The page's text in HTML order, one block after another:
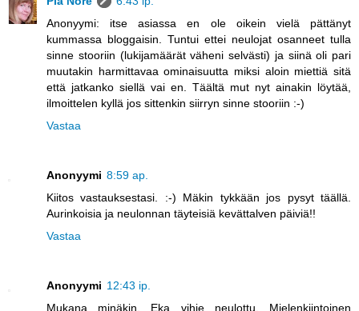
Anonyymi: itse asiassa en ole oikein vielä pättänyt
kummassa bloggaisin. Tuntui ettei neulojat osanneet tulla
sinne stooriin (lukijamäärät väheni selvästi) ja siinä oli pari
muutakin harmittavaa ominaisuutta miksi aloin miettiä sitä
että jatkanko siellä vai en. Täältä mut nyt ainakin löytää,
ilmoittelen kyllä jos sittenkin siirryn sinne stooriin :-)
Vastaa
Anonyymi 8:59 ap.
Kiitos vastauksestasi. :-) Mäkin tykkään jos pysyt täällä.
Aurinkoisia ja neulonnan täyteisiä kevättalven päiviä!!
Vastaa
Anonyymi 12:43 ip.
Mukana minäkin. Eka vihje neulottu. Mielenkiintoinen